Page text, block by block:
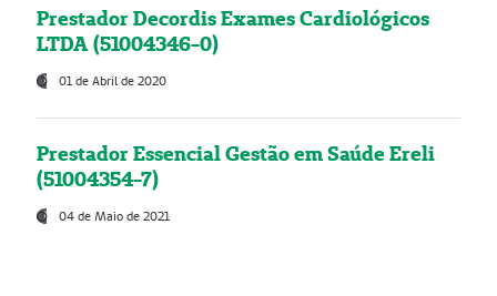
Prestador Decordis Exames Cardiológicos
LTDA (51004346-0)
01 de Abril de 2020
Prestador Essencial Gestão em Saúde Ereli
(51004354-7)
04 de Maio de 2021